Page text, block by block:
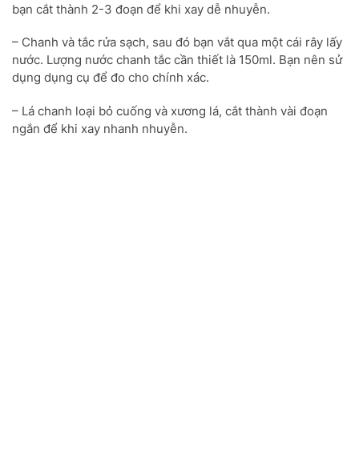
bạn cắt thành 2-3 đoạn để khi xay dễ nhuyễn.
– Chanh và tắc rửa sạch, sau đó bạn vắt qua một cái rây lấy
nước. Lượng nước chanh tắc cần thiết là 150ml. Bạn nên sử
dụng dụng cụ để đo cho chính xác.
– Lá chanh loại bỏ cuống và xương lá, cắt thành vài đoạn
ngắn để khi xay nhanh nhuyễn.